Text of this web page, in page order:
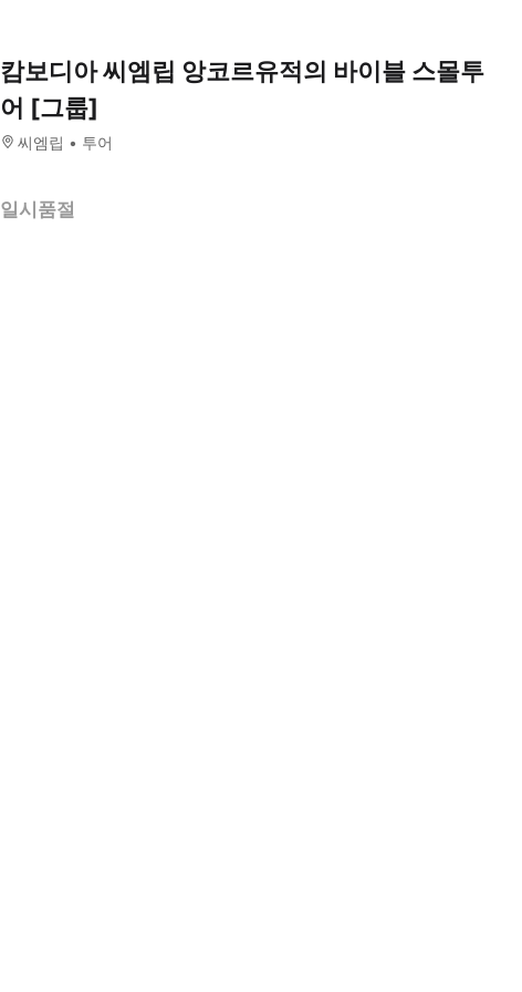
캄보디아 씨엠립 앙코르유적의 바이블 스몰투
어 [그룹]
씨엠립 투어
일시품절